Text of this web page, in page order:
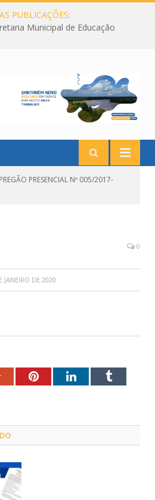
PUBLICAÇÕES:
Municipal de Educação
PREGÃO PRESENCIAL Nº 005/2017-
0
JANEIRO DE 2020
Google+PinterestLinkedInTumblr